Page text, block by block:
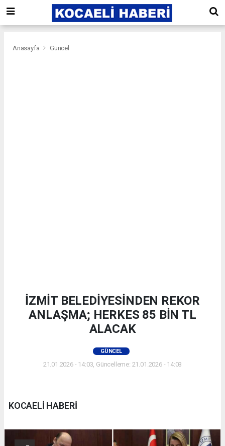
Anasayfa Güncel
İZMİT BELEDİYESİNDEN REKOR
ANLAŞMA; HERKES 85 BİN TL
ALACAK
GÜNCEL
21.01.2026 - 14:03, Güncelleme: 21.01.2026 - 14:03
KOCAELİ HABERİ